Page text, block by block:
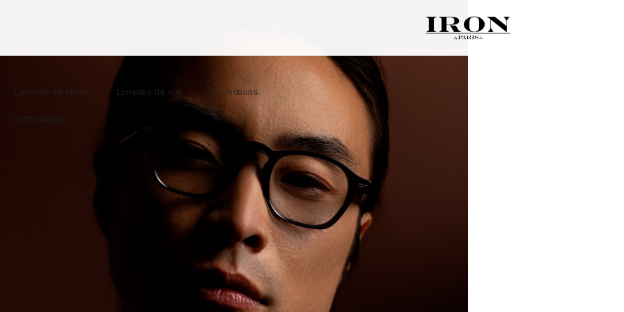
Lunettes de soleil Lunettes de vue Collections
IRON PARIS